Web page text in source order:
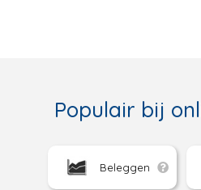
Populair bij
Beleggen